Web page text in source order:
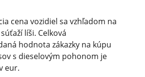
cena vozidiel sa vzhľadom na
líši. Celková
hodnota zákazky na kúpu
s dieselovým pohonom je
eur.